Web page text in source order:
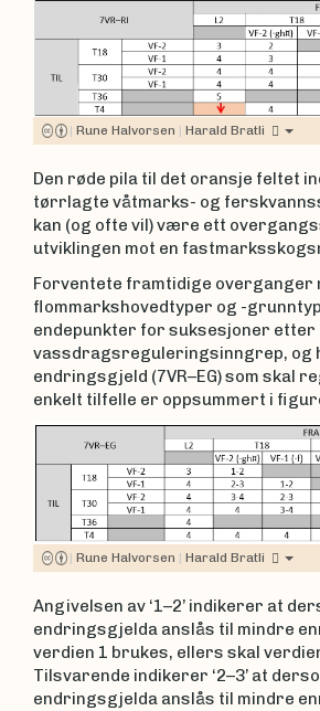
| Rune Halvorsen | Harald Bratli
Den røde pila til det oransje feltet
tørrlagte våtmarks- og
kan (og ofte vil) være ett
utviklingen mot en
Forventete framtidige overganger
flommarkshovedtyper og -
endepunkter for suksesjoner etter
vassdragsreguleringsinngrep, og
endringsgjeld (7VR–EG) som skal
enkelt tilfelle er oppsummert i
| Rune Halvorsen | Harald Bratli
Angivelsen av ‘1–2’ indikerer at
endringsgjelda anslås til mindre
verdien 1 brukes, ellers skal
Tilsvarende indikerer ‘2–3’ at
endringsgjelda anslås til mindre